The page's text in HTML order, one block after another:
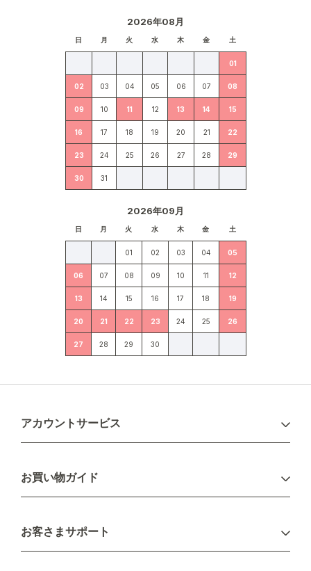
2026年08月
日 月 火 水 木 金 土
01
02 03 04 05 06 07 08
09 10 11 12 13 14 15
16 17 18 19 20 21 22
23 24 25 26 27 28 29
30 31
2026年09月
日 月 火 水 木 金 土
01 02 03 04 05
06 07 08 09 10 11 12
13 14 15 16 17 18 19
20 21 22 23 24 25 26
27 28 29 30
アカウントサービス
新規会員登録
お買い物ガイド
配送について
不良品・返品について
お客さまサポート